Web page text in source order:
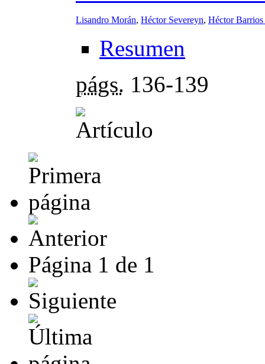
Lisandro Morán, Héctor Severeyn, Héctor
Resumen
págs. 136-139
Página 1 de 1